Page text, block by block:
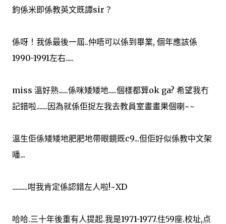
鈞係米即係教英文既譚sir？
係呀！我係最後一屆..仲唔可以係到畢業, 個年應該係
1990-1991左右.....
miss 溫好熟......係咪矮矮地.....個樣都算ok ga? 希望我冇
記錯啦.......因為就係佢捉左我去教員室畫畫果個喇~~
溫生佢係矮矮地肥肥地帶眼鏡既c9...但佢好似係教中文架
噃...
..........咁我肯定係認錯左人啦!~XD
哈哈.三十年後重有人提起.我是1971-1977.住59座.校址,点